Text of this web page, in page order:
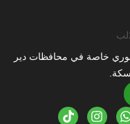
خاصة في محافظات دير